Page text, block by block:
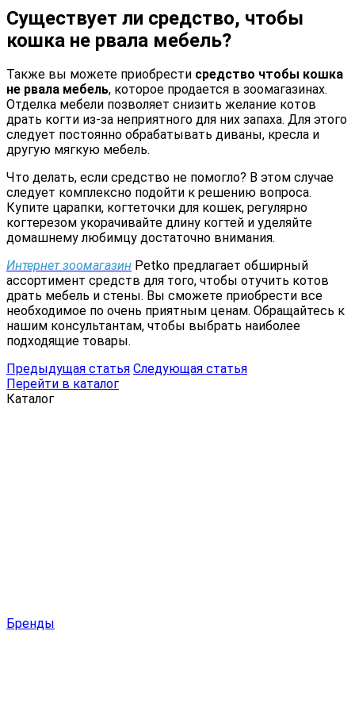
Существует ли средство, чтобы
кошка не рвала мебель?
Также вы можете приобрести средство чтобы кошка
не рвала мебель, которое продается в зоомагазинах.
Отделка мебели позволяет снизить желание котов
драть когти из-за неприятного для них запаха. Для этого
следует постоянно обрабатывать диваны, кресла и
другую мягкую мебель.
Что делать, если средство не помогло? В этом случае
следует комплексно подойти к решению вопроса.
Купите царапки, когтеточки для кошек, регулярно
когтерезом укорачивайте длину когтей и уделяйте
домашнему любимцу достаточно внимания.
Интернет зоомагазин Petko предлагает обширный
ассортимент средств для того, чтобы отучить котов
драть мебель и стены. Вы сможете приобрести все
необходимое по очень приятным ценам. Обращайтесь к
нашим консультантам, чтобы выбрать наиболее
подходящие товары.
Предыдущая статья Следующая статья
Перейти в каталог
Каталог
Бренды